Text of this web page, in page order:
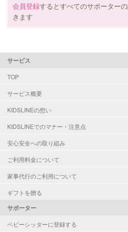
会員登録するとすべてのサポーター
きます
サービス
TOP
サービス概要
KIDSLINEの想い
KIDSLINEでのマナー・注意点
安心安全への取り組み
ご利用料金について
家事代行のご利用について
ギフトを贈る
サポーター
ベビーシッターに登録する